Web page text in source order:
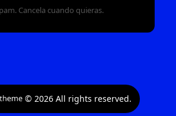
Cancela cuando quieras.
©2026 All rights reserved.